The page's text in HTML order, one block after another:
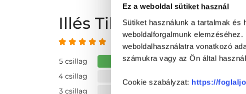
Ez a weboldal sütiket használ
Sütiket használunk a tartalmak
weboldalforgalmunk
weboldalhasználatra vonatkozó
számukra vagy az Ön által
Cookie szabályzat: https://
Illés Tibor vélemények
5 az 5-ből
5 csillag
4 csillag
3 csillag